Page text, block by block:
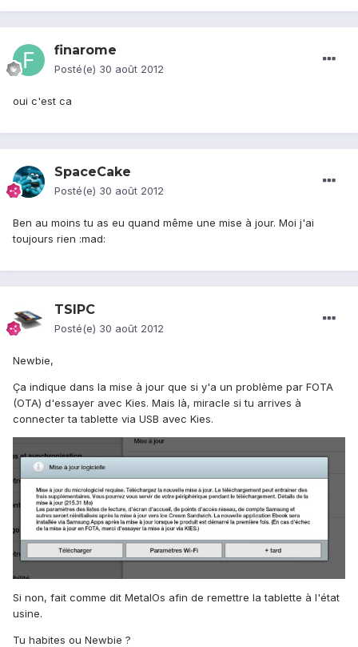
finarome
Posté(e) 30 août 2012
oui c'est ca
SpaceCake
Posté(e) 30 août 2012
Ben au moins tu as eu quand même une mise à jour. Moi j'ai
toujours rien :mad:
TSIPC
Posté(e) 30 août 2012
Newbie,
Ça indique dans la mise à jour que si y'a un problème par FOTA
(OTA) d'essayer avec Kies. Mais là, miracle si tu arrives à
connecter ta tablette via USB avec Kies.
Si non, fait comme dit MetalOs afin de remettre la tablette à l'état
usine.
Tu habites ou Newbie ?